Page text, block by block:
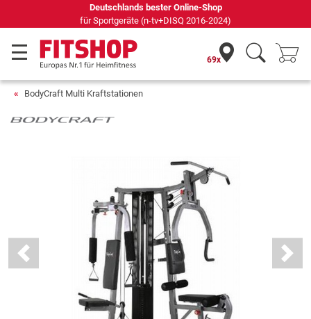
Seit 42 Jahren Ihr Experte für Heimfitness
69x
BodyCraft Multi Kraftstationen
Previous Next